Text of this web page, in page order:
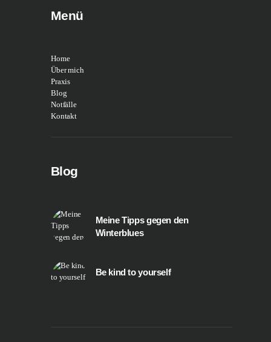
Menü
Home
Über mich
Praxis
Blog
Notfälle
Kontakt
Blog
Meine Tipps gegen den
Winterblues
Be kind to yourself